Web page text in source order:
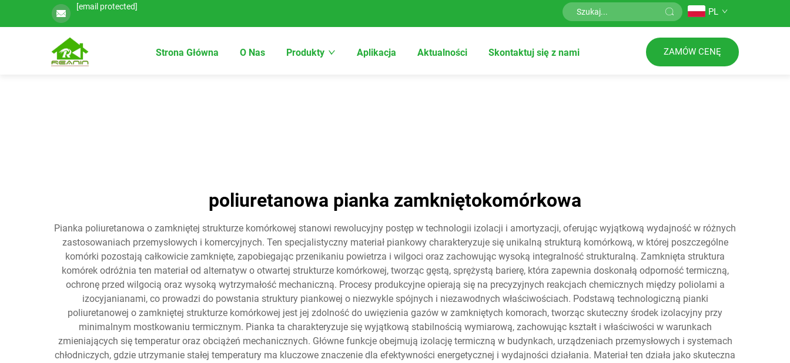
[email protected] PL
Strona Główna O Nas Produkty Aplikacja Aktualności Skontaktuj się z nami ZAMÓW CENĘ
poliuretanowa pianka zamkniętokomórkowa
Pianka poliuretanowa o zamkniętej strukturze komórkowej stanowi rewolucyjny postęp w technologii izolacji i amortyzacji, oferując wyjątkową wydajność w różnych
zastosowaniach przemysłowych i komercyjnych. Ten specjalistyczny materiał piankowy charakteryzuje się unikalną strukturą komórkową, w której poszczególne
komórki pozostają całkowicie zamknięte, zapobiegając przenikaniu powietrza i wilgoci oraz zachowując wysoką integralność strukturalną. Zamknięta struktura
komórek odróżnia ten materiał od alternatyw o otwartej strukturze komórkowej, tworząc gęstą, sprężystą barierę, która zapewnia doskonałą odporność termiczną,
ochronę przed wilgocią oraz wysoką wytrzymałość mechaniczną. Procesy produkcyjne opierają się na precyzyjnych reakcjach chemicznych między poliolami a
izocyjanianami, co prowadzi do powstania struktury piankowej o niezwykle spójnych i niezawodnych właściwościach. Podstawą technologiczną pianki
poliuretanowej o zamkniętej strukturze komórkowej jest jej zdolność do uwięzienia gazów w zamkniętych komorach, tworząc skuteczny środek izolacyjny przy
minimalnym mostkowaniu termicznym. Pianka ta charakteryzuje się wyjątkową stabilnością wymiarową, zachowując kształt i właściwości w warunkach
zmieniających się temperatur oraz obciążeń mechanicznych. Główne funkcje obejmują izolację termiczną w budynkach, urządzeniach przemysłowych i systemach
chłodniczych, gdzie utrzymanie stałej temperatury ma kluczowe znaczenie dla efektywności energetycznej i wydajności działania. Materiał ten działa jako skuteczna